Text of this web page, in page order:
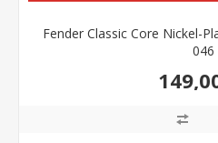
Fender Classic Core Nickel-
046